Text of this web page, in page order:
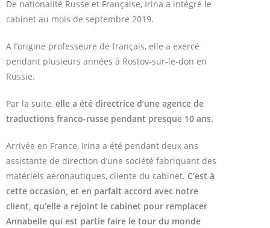
De nationalité Russe et Française, Irina a intégré le
cabinet au mois de septembre 2019.
A l’origine professeure de français, elle a exercé
pendant plusieurs années à Rostov-sur-le-don en
Russie.
Par la suite, elle a été directrice d’une agence de
traductions franco-russe pendant presque 10 ans.
Arrivée en France, Irina a été pendant deux ans
assistante de direction d’une société fabriquant des
matériels aéronautiques, cliente du cabinet. C’est à
cette occasion, et en parfait accord avec notre
client, qu’elle a rejoint le cabinet pour remplacer
Annabelle qui est partie faire le tour du monde